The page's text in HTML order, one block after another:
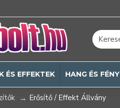
ÉS EFFEKTEK HANG ÉS FÉNY
Erősítő / Effekt Állvány